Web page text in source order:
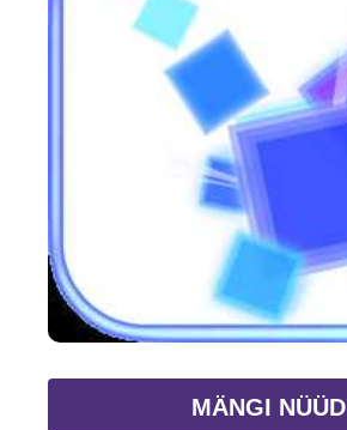
MÄNGI NÜÜD